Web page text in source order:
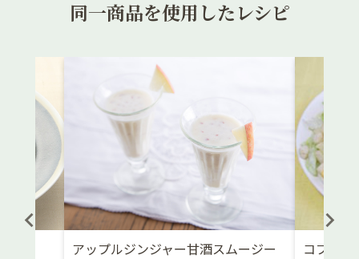
同一商品を使用したレシピ
アップルジンジャー甘酒スムージー コブサラ